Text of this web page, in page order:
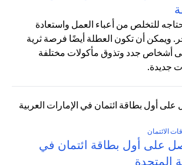
للتخلص من أعباء العمل واستعادة
ويمكن أن تكون العطلة أيضًا فرصة ثرية
أشخاص جدد وتذوق مأكولات مختلفة
جديدة.
الائتمان
على أول بطاقة ائتمان في
المتحدة